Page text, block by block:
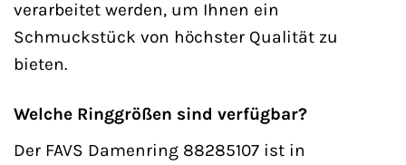
verarbeitet werden, um Ihnen ein
Schmuckstück von höchster Qualität zu
bieten.
Welche Ringgrößen sind verfügbar?
Der FAVS Damenring 88285107 ist in